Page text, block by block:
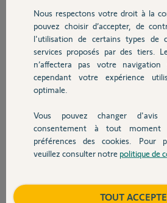
Chauffage
Autres produits
Devis avec un pro
Contact
il y a plus de 3 ans
Participer au fil
Réponses
Bonjour,
Votre moteur est conçu pour une sécu
Aucune autre sécu et surtout pas une sécu
raccordée sur ce moteur au risque de perdre
CdL
Nous respectons votre droit à la
pouvez choisir d’accepter, de
l'utilisation de certains types de
services proposés par des tiers.
n’affectera pas votre
cependant votre expérience
optimale.
Vous pouvez changer
consentement à tout
préférences des cookies. Pour
veuillez consulter notre politique de
TOUT